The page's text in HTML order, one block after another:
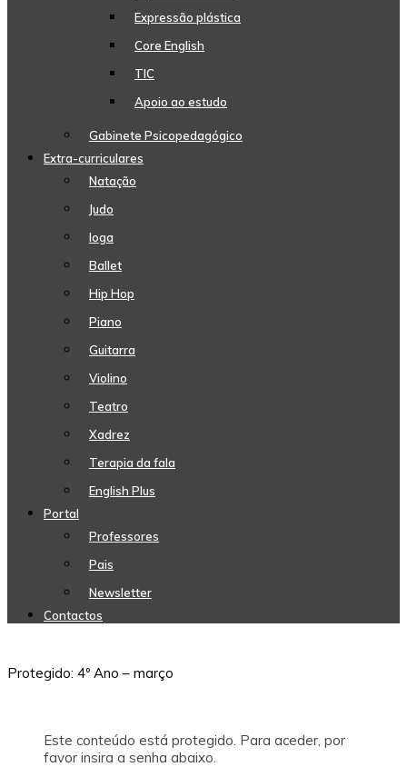
Expressão plástica
Core English
TIC
Apoio ao estudo
Gabinete Psicopedagógico
Extra-curriculares
Natação
Judo
Ioga
Ballet
Hip Hop
Piano
Guitarra
Violino
Teatro
Xadrez
Terapia da fala
English Plus
Portal
Professores
Pais
Newsletter
Contactos
Protegido: 4º Ano – março
Este conteúdo está protegido. Para aceder, por
favor insira a senha abaixo.